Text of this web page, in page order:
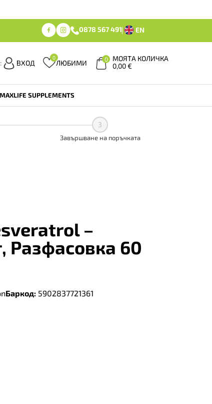
0878 567 491 EN
ВХОД
0
ЛЮБИМИ 0
МОЯТА КОЛИЧКА
0,00€
MAXLIFE SUPPLEMENTS
3
Завършване на поръчката
–
Разфасовка 60
Баркод: 5902837721361